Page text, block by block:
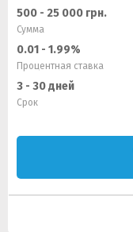
500 - 25 000 грн.
Сумма
0.01 - 1.99%
Процентная ставка
3 - 30 дней
Срок